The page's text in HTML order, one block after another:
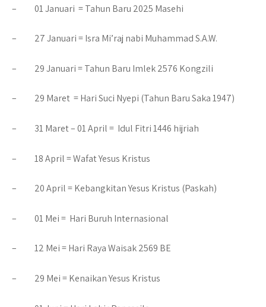
– 01 Januari =Tahun Baru 2025 Masehi
– 27 Januari =Isra Mi’raj nabi Muhammad S.A.W.
– 29 Januari =Tahun Baru Imlek 2576 Kongzili
– 29 Maret =Hari Suci Nyepi (Tahun Baru Saka 1947)
– 31 Maret – 01 April = Idul Fitri 1446 hijriah
– 18 April =Wafat Yesus Kristus
– 20 April =Kebangkitan Yesus Kristus (Paskah)
– 01 Mei = Hari Buruh Internasional
– 12 Mei =Hari Raya Waisak 2569 BE
– 29 Mei =Kenaikan Yesus Kristus